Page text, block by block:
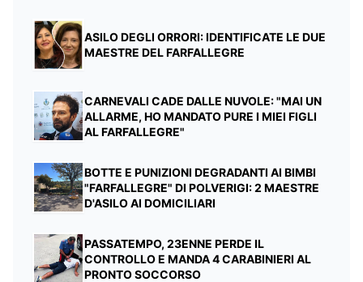
ASILO DEGLI ORRORI: IDENTIFICATE LE DUE
MAESTRE DEL FARFALLEGRE
CARNEVALI CADE DALLE NUVOLE: "MAI UN
ALLARME, HO MANDATO PURE I MIEI FIGLI
AL FARFALLEGRE"
BOTTE E PUNIZIONI DEGRADANTI AI BIMBI
"FARFALLEGRE" DI POLVERIGI: 2 MAESTRE
D'ASILO AI DOMICILIARI
PASSATEMPO, 23ENNE PERDE IL
CONTROLLO E MANDA 4 CARABINIERI AL
PRONTO SOCCORSO